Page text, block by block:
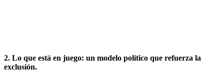
2. Lo que está en juego: un modelo político que refuerza la
exclusión.